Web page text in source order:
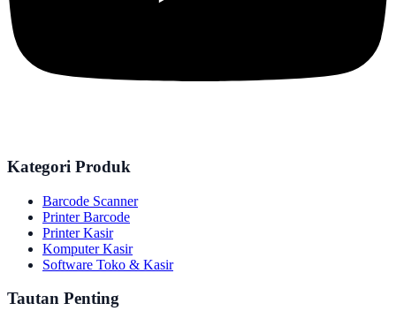
Kategori Produk
Barcode Scanner
Printer Barcode
Printer Kasir
Komputer Kasir
Software Toko & Kasir
Tautan Penting